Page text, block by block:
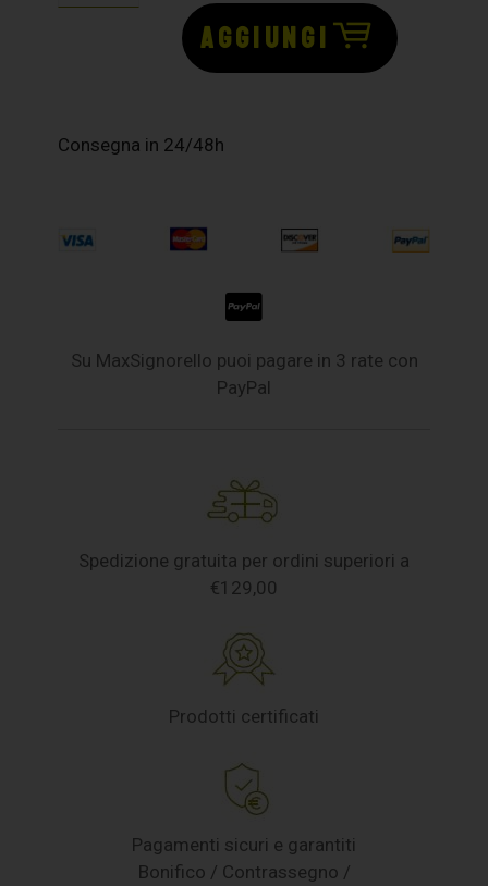
AGGIUNGI
Consegna in 24/48h
Su MaxSignorello puoi pagare in 3 rate con
PayPal
Spedizione gratuita per ordini superiori a
€129,00
Prodotti certificati
Pagamenti sicuri e garantiti
Bonifico / Contrassegno /